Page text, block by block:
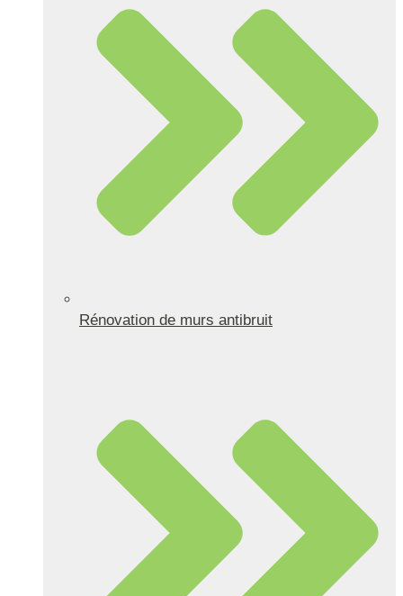
Rénovation de murs antibruit